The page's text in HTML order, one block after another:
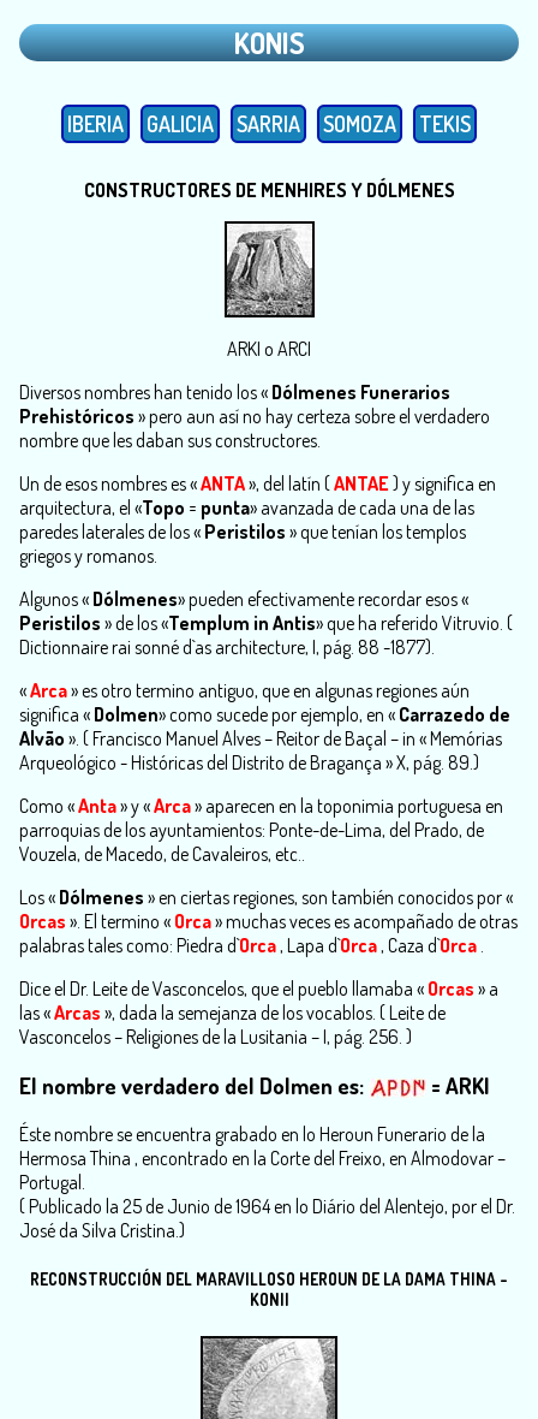
KONIS
IBERIA GALICIA SARRIA SOMOZA TEKIS
CONSTRUCTORES DE MENHIRES Y DÓLMENES
ARKI o ARCI
Diversos nombres han tenido los « Dólmenes Funerarios
Prehistóricos » pero aun así no hay certeza sobre el verdadero
nombre que les daban sus constructores.
Un de esos nombres es «ANTA», del latín (ANTAE) y significa en
arquitectura, el «Topo = punta» avanzada de cada una de las
paredes laterales de los « Peristilos » que tenían los templos
griegos y romanos.
Algunos « Dólmenes» pueden efectivamente recordar esos «
Peristilos » de los «Templum in Antis» que ha referido Vitruvio. (
Dictionnaire rai sonné d`as architecture, I, pág. 88 -1877).
«Arca» es otro termino antiguo, que en algunas regiones aún
significa « Dolmen» como sucede por ejemplo, en « Carrazedo de
Alvão ». ( Francisco Manuel Alves – Reitor de Baçal – in « Memórias
Arqueológico - Históricas del Distrito de Bragança » X, pág. 89.)
Como «Anta» y «Arca» aparecen en la toponimia portuguesa en
parroquias de los ayuntamientos: Ponte-de-Lima, del Prado, de
Vouzela, de Macedo, de Cavaleiros, etc..
Los « Dólmenes » en ciertas regiones, son también conocidos por «
Orcas ». El termino « Orca» muchas veces es acompañado de otras
palabras tales como: Piedra d`Orca, Lapa d`Orca, Caza d`Orca .
Dice el Dr. Leite de Vasconcelos, que el pueblo llamaba « Orcas » a
las «Arcas », dada la semejanza de los vocablos. ( Leite de
Vasconcelos – Religiones de la Lusitania – I, pág. 256. )
El nombre verdadero del Dolmen es: = ARKI
Éste nombre se encuentra grabado en lo Heroun Funerario de la
Hermosa Thina , encontrado en la Corte del Freixo, en Almodovar –
Portugal.
( Publicado la 25 de Junio de 1964 en lo Diário del Alentejo, por el Dr.
José da Silva Cristina.)
RECONSTRUCCIÓN DEL MARAVILLOSO HEROUN DE LA DAMA THINA -
KONII